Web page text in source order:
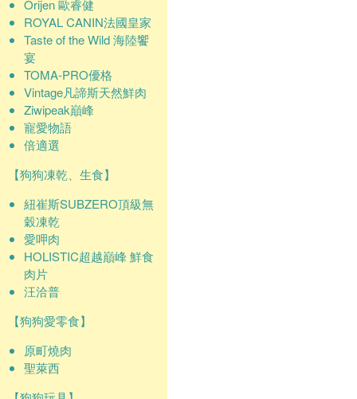
Orijen 歐睿健
ROYAL CANIN法國皇家
Taste of the Wild 海陸饗
宴
TOMA-PRO優格
Vintage凡諦斯天然鮮肉
Ziwipeak巔峰
寵愛物語
倍適選
【狗狗凍乾、生食】
紐崔斯SUBZERO頂級無
穀凍乾
愛呷肉
HOLISTIC超越巔峰 鮮食
肉片
汪洽普
【狗狗愛零食】
原町燒肉
聖萊西